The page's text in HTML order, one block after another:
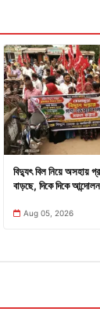
বিদ্যুৎ বিল নিয়ে অসহায়
বাড়ছে, দিকে দিকে আন্দোলন
Aug 05, 2026